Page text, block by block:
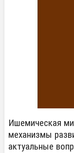
Ишемическая
механизмы
актуальные